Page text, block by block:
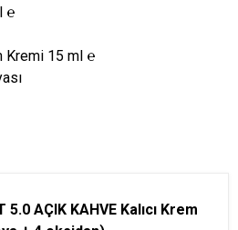
℮
Kremi 15 ml ℮
5.0 AÇIK KAHVE Kalıcı Krem